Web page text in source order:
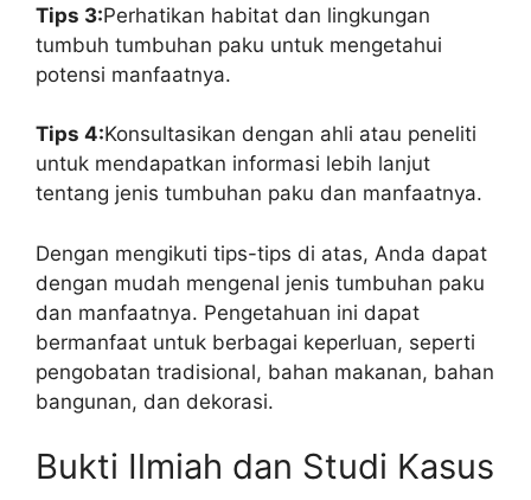
Tips 3:Perhatikan habitat dan lingkungan
tumbuh tumbuhan paku untuk mengetahui
potensi manfaatnya.
Tips 4:Konsultasikan dengan ahli atau peneliti
untuk mendapatkan informasi lebih lanjut
tentang jenis tumbuhan paku dan manfaatnya.
Dengan mengikuti tips-tips di atas, Anda dapat
dengan mudah mengenal jenis tumbuhan paku
dan manfaatnya. Pengetahuan ini dapat
bermanfaat untuk berbagai keperluan, seperti
pengobatan tradisional, bahan makanan, bahan
bangunan, dan dekorasi.
Bukti Ilmiah dan Studi Kasus